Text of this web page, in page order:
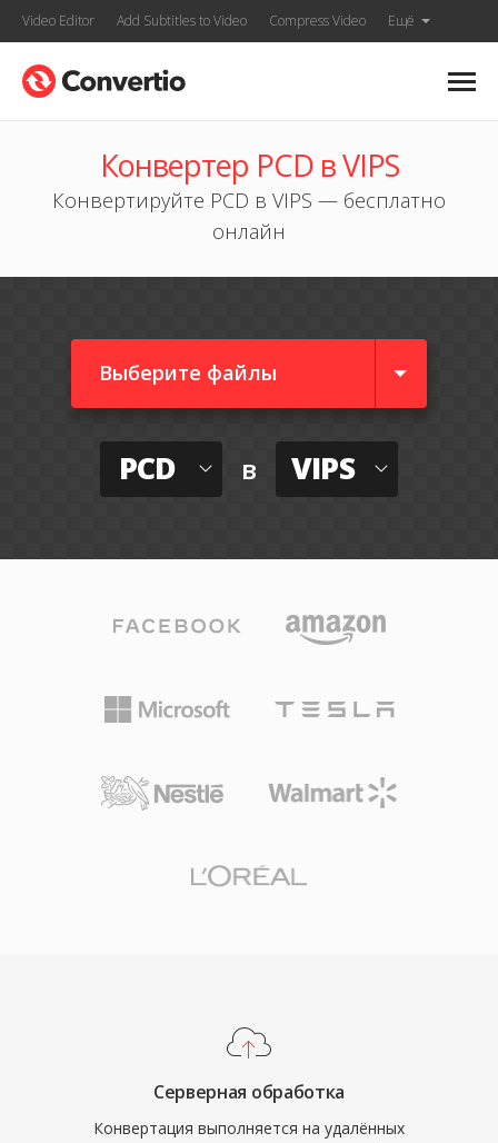
Video Editor Add Subtitles to Video Compress Video Ещё
Конвертер PCD в VIPS
Конвертируйте PCD в VIPS — бесплатно
онлайн
Выберите файлы
PCD в VIPS
Серверная обработка
Конвертация выполняется на удалённых